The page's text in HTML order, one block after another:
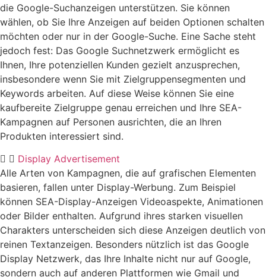
die Google-Suchanzeigen unterstützen. Sie können
wählen, ob Sie Ihre Anzeigen auf beiden Optionen schalten
möchten oder nur in der Google-Suche. Eine Sache steht
jedoch fest: Das Google Suchnetzwerk ermöglicht es
Ihnen, Ihre potenziellen Kunden gezielt anzusprechen,
insbesondere wenn Sie mit Zielgruppensegmenten und
Keywords arbeiten. Auf diese Weise können Sie eine
kaufbereite Zielgruppe genau erreichen und Ihre SEA-
Kampagnen auf Personen ausrichten, die an Ihren
Produkten interessiert sind.
Display Advertisement
Alle Arten von Kampagnen, die auf grafischen Elementen
basieren, fallen unter Display-Werbung. Zum Beispiel
können SEA-Display-Anzeigen Videoaspekte, Animationen
oder Bilder enthalten. Aufgrund ihres starken visuellen
Charakters unterscheiden sich diese Anzeigen deutlich von
reinen Textanzeigen. Besonders nützlich ist das Google
Display Netzwerk, das Ihre Inhalte nicht nur auf Google,
sondern auch auf anderen Plattformen wie Gmail und